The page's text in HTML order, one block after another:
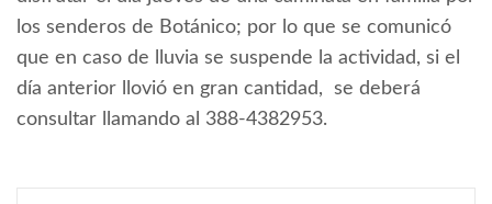
los senderos de Botánico; por lo que se comunicó
que en caso de lluvia se suspende la actividad, si el
día anterior llovió en gran cantidad, se deberá
consultar llamando al 388-4382953.